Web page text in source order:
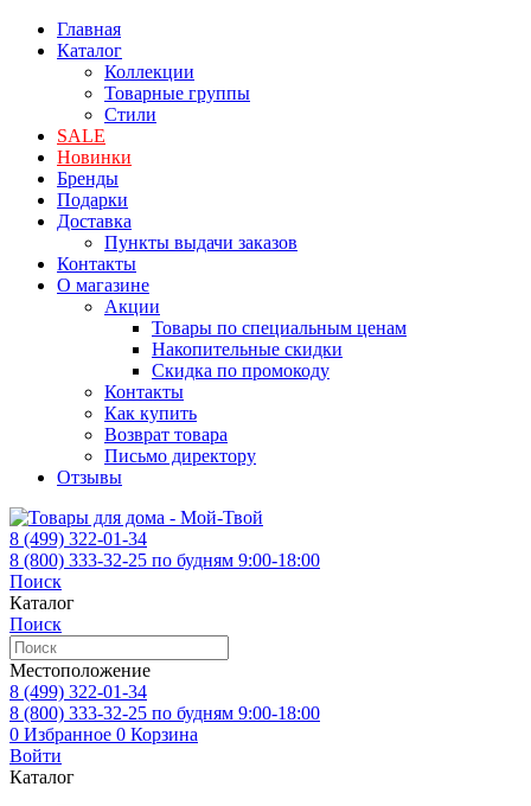
Главная
Каталог
Коллекции
Товарные группы
Стили
SALE
Новинки
Бренды
Подарки
Доставка
Пункты выдачи заказов
Контакты
О магазине
Акции
Товары по специальным ценам
Накопительные скидки
Скидка по промокоду
Контакты
Как купить
Возврат товара
Письмо директору
Отзывы
8 (499) 322-01-34
8 (800) 333-32-25 по будням 9:00-18:00
Поиск
Каталог
Поиск
Местоположение
8 (499) 322-01-34
8 (800) 333-32-25 по будням 9:00-18:00
0 Избранное 0 Корзина
Войти
Каталог